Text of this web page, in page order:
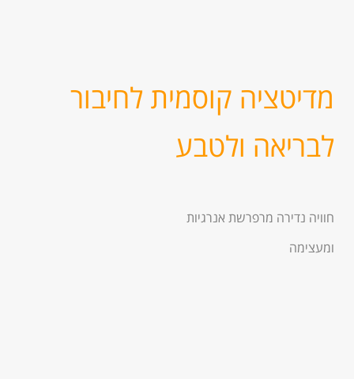
מדיטציה קוסמית לחיבור
לבריאה ולטבע
חוויה נדירה מרפרשת אנרגיות
ומעצימה